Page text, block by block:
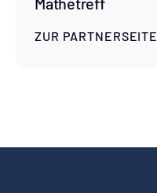
ZUR PARTNERSEITE